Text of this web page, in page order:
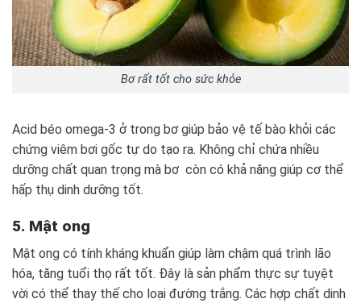
Bơ rất tốt cho sức khỏe
Acid béo omega-3 ở trong bơ giúp bảo vệ tế bào khỏi các
chứng viêm bơi gốc tự do tạo ra. Không chỉ chứa nhiều
dưỡng chất quan trọng mà bơ còn có khả năng giúp cơ thể
hấp thụ dinh dưỡng tốt.
5. Mật ong
Mật ong có tính kháng khuẩn giúp làm chậm quá trình lão
hóa, tăng tuổi thọ rất tốt. Đây là sản phẩm thực sự tuyệt
vời có thể thay thế cho loại đường trắng. Các hợp chất dinh